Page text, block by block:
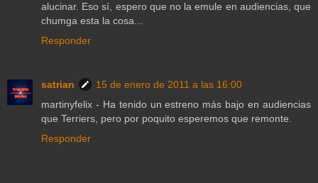
alucinar. Eso sí, espero que no la emule en audiencias, que
chumga esta la cosa...
Responder
satrian
15 de enero de 2011 a las 16:00
martinyfelix - Ha tenido un estreno más bajo en audiencias
que Terriers, pero por poquito esperemos que remonte.
Responder